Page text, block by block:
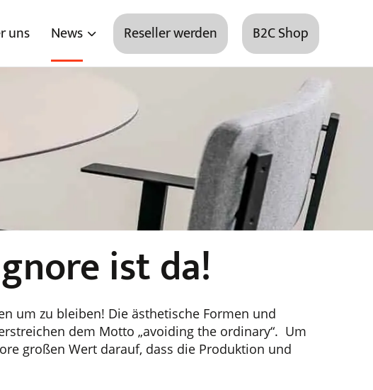
uns News Reseller werden B2C Shop
ist da!
um zu bleiben! Die ästhetische Formen und
dem Motto „avoiding the ordinary“. Um
großen Wert darauf, dass die Produktion und